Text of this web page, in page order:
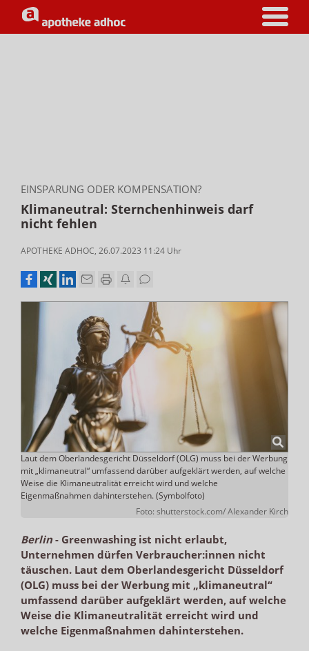
EINSPARUNG ODER KOMPENSATION?
Klimaneutral: Sternchenhinweis darf
nicht fehlen
APOTHEKE ADHOC, 26.07.2023 11:24 Uhr
Laut dem Oberlandesgericht Düsseldorf (OLG) muss bei der Werbung
mit „klimaneutral“ umfassend darüber aufgeklärt werden, auf welche
Weise die Klimaneutralität erreicht wird und welche
Eigenmaßnahmen dahinterstehen. (Symbolfoto)
Foto: shutterstock.com/ Alexander Kirch
Berlin- Greenwashing ist nicht erlaubt,
Unternehmen dürfen Verbraucher:innen nicht
täuschen. Laut dem Oberlandesgericht Düsseldorf
(OLG) muss bei der Werbung mit „klimaneutral“
umfassend darüber aufgeklärt werden, auf welche
Weise die Klimaneutralität erreicht wird und
welche Eigenmaßnahmen dahinterstehen.